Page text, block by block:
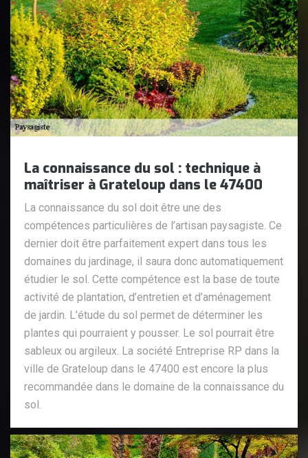
La connaissance du sol : technique à
maîtriser à Grateloup dans le 47400
La connaissance du sol doit être une des
compétences particulières de l’artisan paysagiste. Ce
dernier doit être parfaitement expert dans tous les
domaines du jardinage, il saura donc automatiquement
étudier le sol. Cette compétence est la base de toute
activité de plantation, d’entretien et d’aménagement
de jardin. L’étude du sol permet de déterminer les
plantes qui pourraient y pousser. Le sol pourrait être
sableux ou argileux. La société Entreprise RP dans la
ville de Grateloup dans le 47400 est encore la plus
recommandée dans le domaine de la connaissance du
sol.